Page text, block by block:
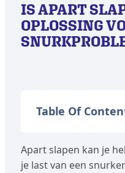
IS APART
OPLOSSING
Table Of
Apart slapen kan je
je last van een